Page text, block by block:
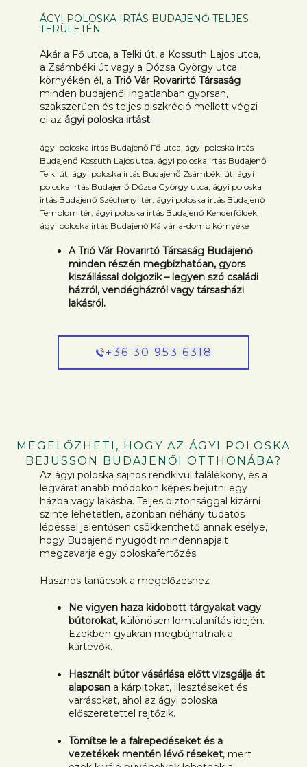
ÁGYI POLOSKA IRTÁS BUDAJENŐ TELJES
TERÜLETÉN
Akár a Fő utca, a Telki út, a Kossuth Lajos utca,
a Zsámbéki út vagy a Dózsa György utca
környékén él, a Trió Vár Rovarirtó Társaság
minden budajenői ingatlanban gyorsan,
szakszerűen és teljes diszkréció mellett végzi
el az ágyi poloska irtást.
ágyi poloska irtás Budajenő Fő utca, ágyi poloska irtás
Budajenő Kossuth Lajos utca, ágyi poloska irtás Budajenő
Telki út, ágyi poloska irtás Budajenő Zsámbéki út, ágyi
poloska irtás Budajenő Dózsa György utca, ágyi poloska
irtás Budajenő Széchenyi tér, ágyi poloska irtás Budajenő
Templom tér, ágyi poloska irtás Budajenő Kenderföldek,
ágyi poloska irtás Budajenő Kálvária-domb környéke
A Trió Vár Rovarirtó Társaság Budajenő
minden részén megbízhatóan, gyors
kiszállással dolgozik – legyen szó családi
házról, vendégházról vagy társasházi
lakásról.
+36 30 953 6318
MEGELŐZHETI, HOGY AZ ÁGYI POLOSKA
BEJUSSON BUDAJENŐI OTTHONÁBA?
Az ágyi poloska sajnos rendkívül találékony, és a
legváratlanabb módokon képes bejutni egy
házba vagy lakásba. Teljes biztonsággal kizárni
szinte lehetetlen, azonban néhány tudatos
lépéssel jelentősen csökkenthető annak esélye,
hogy Budajenő nyugodt mindennapjait
megzavarja egy poloskafertőzés.
Hasznos tanácsok a megelőzéshez
Ne vigyen haza kidobott tárgyakat vagy
bútorokat, különösen lomtalanítás idején.
Ezekben gyakran megbújhatnak a
kártevők.
Használt bútor vásárlása előtt vizsgálja át
alaposan a kárpitokat, illesztéseket és
varrásokat, ahol az ágyi poloska
előszeretettel rejtőzik.
Tömítse le a falrepedéseket és a
vezetékek mentén lévő réseket, mert